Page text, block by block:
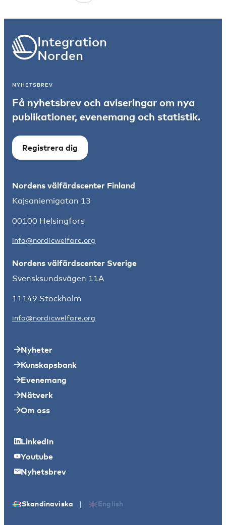
Integration
Norden
NYHETSBREV
Få nyhetsbrev och aviseringar om nya
publikationer, evenemang och statistik.
Registrera dig
Nordens välfärdscenter Finland
Kajsaniemigatan 13
00100 Helsingfors
info@nordicwelfare.org
Nordens välfärdscenter Sverige
Svensksundsvägen 11A
11149 Stockholm
info@nordicwelfare.org
Nyheter
Kunskapsbank
Evenemang
Nätverk
Om oss
LinkedIn
Youtube
Nyhetsbrev
Skandinaviska | English